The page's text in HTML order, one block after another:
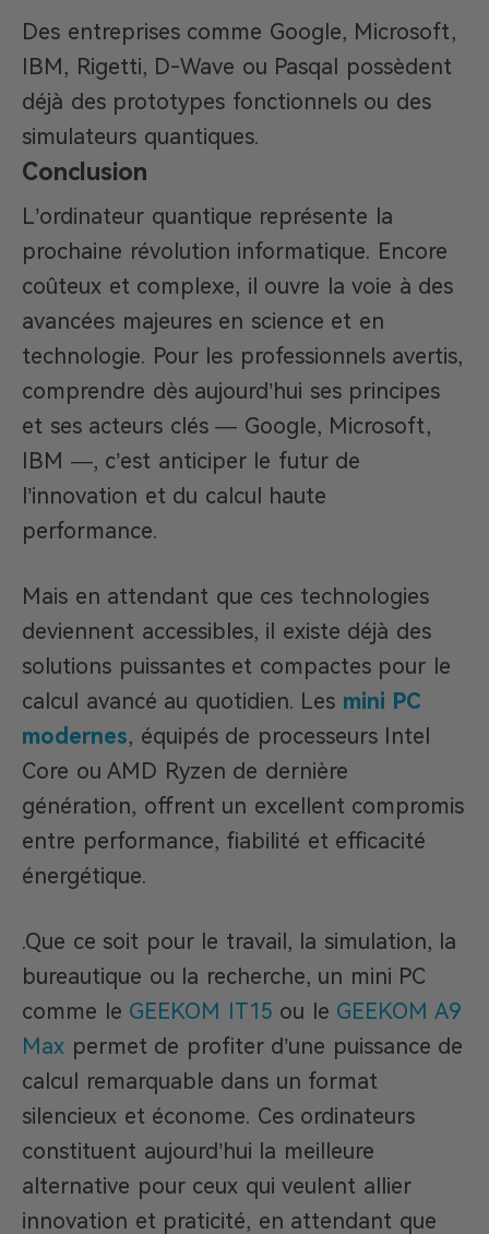
Des entreprises comme Google, Microsoft,
IBM, Rigetti, D-Wave ou Pasqal possèdent
déjà des prototypes fonctionnels ou des
simulateurs quantiques.
Conclusion
L’ordinateur quantique représente la
prochaine révolution informatique. Encore
coûteux et complexe, il ouvre la voie à des
avancées majeures en science et en
technologie. Pour les professionnels avertis,
comprendre dès aujourd’hui ses principes
et ses acteurs clés — Google, Microsoft,
IBM —, c’est anticiper le futur de
l’innovation et du calcul haute
performance.
Mais en attendant que ces technologies
deviennent accessibles, il existe déjà des
solutions puissantes et compactes pour le
calcul avancé au quotidien. Les mini PC
modernes, équipés de processeurs Intel
Core ou AMD Ryzen de dernière
génération, offrent un excellent compromis
entre performance, fiabilité et efficacité
énergétique.
.Que ce soit pour le travail, la simulation, la
bureautique ou la recherche, un mini PC
comme le GEEKOM IT15 ou le GEEKOM A9
Max permet de profiter d’une puissance de
calcul remarquable dans un format
silencieux et économe. Ces ordinateurs
constituent aujourd’hui la meilleure
alternative pour ceux qui veulent allier
innovation et praticité, en attendant que